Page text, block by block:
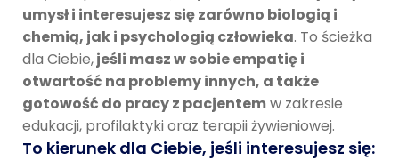
umysł i interesujesz się zarówno biologią i
chemią, jak i psychologią człowieka. To ścieżka
dla Ciebie,jeśli masz w sobie empatię i
otwartość na problemy innych, a także
gotowość do pracy z pacjentemw zakresie
edukacji, profilaktyki oraz terapii żywieniowej.
To kierunek dla Ciebie, jeśli interesujesz się: